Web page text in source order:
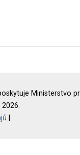
Ministerstvo